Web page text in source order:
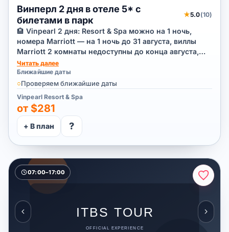
Винперл 2 дня в отеле 5* с
билетами в парк
★5.0(10)
🏨 Vinpearl 2 дня: Resort & Spa можно на 1 ночь,
номера Marriott — на 1 ночь до 31 августа, виллы
Marriott 2 комнаты недоступны до конца августа,
остальные виллы Marriott — от 2 ночей; билеты в
парк, завтраки и канатная дорога включены. До
материкового ресепшен-холла Vinpearl/Marriott
Читать далее
Ближайшие даты
○Проверяем ближайшие даты
Vinpearl Resort & Spa
от $281
+ В план ?
07:00–17:00